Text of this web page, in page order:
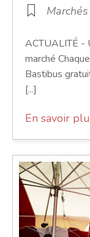
Marchés
ACTUALITÉ -
marché
Bastibus
[...]
En savoir